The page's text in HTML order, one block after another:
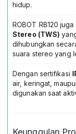
hidup.
ROBOT RB120
Stereo (TWS)
dihubungkan
suara stereo yang
Dengan sertifikasi
air, keringat,
digunakan saat
Keunggulan